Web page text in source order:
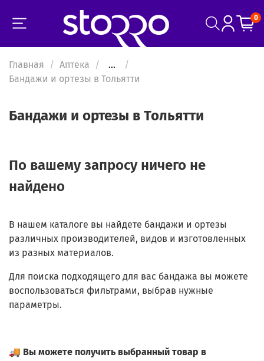
0
Главная Аптека
...
Бандажи и ортезы в Тольятти
Бандажи и ортезы в Тольятти
По вашему запросу ничего не
найдено
В нашем каталоге вы найдете бандажи и ортезы
различных производителей, видов и изготовленных
из разных материалов.
Для поиска подходящего для вас бандажа вы можете
воспользоваться фильтрами, выбрав нужные
параметры.
🚚 Вы можете получить выбранный товар в